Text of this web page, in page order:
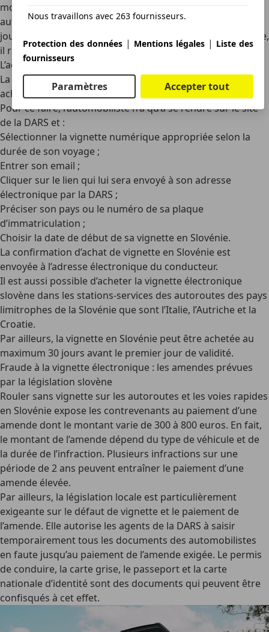
Nous travaillons avec 263 fournisseurs.
Protection des données | Mentions légales | Liste des
fournisseurs
Paramètres Accepter tout
mois et non d’une semaine. En effet, d’un samedi à un
autre, la durée de son séjour est de 8 jours et non de 7
jours. Avec une vignette hebdomadaire, en cas de contrôle,
il risque d’être amendé.
L’achat de vignette numérique slovène
La
vignette numérique autoroute
achetée
en ligne via le site de la société d’autoroute DARS
Pour ce faire, l’automobiliste n’a qu’à se rendre sur le site
de la DARS et :
Sélectionner la vignette numérique appropriée selon la
durée de son voyage ;
Entrer son email ;
Cliquer sur le lien qui lui sera envoyé à son adresse
électronique par la DARS ;
Préciser son pays ou le numéro de sa plaque
d’immatriculation ;
Choisir la date de début de sa vignette en Slovénie.
La confirmation d’achat de vignette en Slovénie est
envoyée à l’adresse électronique du conducteur.
Il est aussi possible d’acheter la vignette électronique
slovène dans les stations-services des autoroutes des pays
limitrophes de la Slovénie que sont l’Italie, l’Autriche et la
Croatie.
Par ailleurs, la vignette en Slovénie peut être achetée au
maximum 30 jours avant le premier jour de validité.
Fraude à la vignette électronique : les amendes prévues
par la législation slovène
Rouler sans vignette sur les autoroutes et les voies rapides
en Slovénie expose les contrevenants au paiement d’une
amende dont le montant varie de 300 à 800 euros. En fait,
le montant de l’amende dépend du type de véhicule et de
la durée de l’infraction. Plusieurs infractions sur une
période de 2 ans peuvent entraîner le paiement d’une
amende élevée.
Par ailleurs, la législation locale est particulièrement
exigeante sur le défaut de vignette et le paiement de
l’amende. Elle autorise les agents de la DARS à saisir
temporairement tous les documents des automobilistes
en faute jusqu’au paiement de l’amende exigée. Le permis
de conduire, la carte grise, le passeport et la carte
nationale d’identité sont des documents qui peuvent être
confisqués à cet effet.